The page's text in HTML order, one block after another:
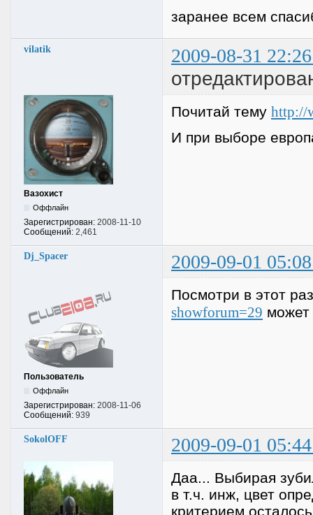
заранее всем
vilatik 2009-08-31
Вазохист
Оффлайн
Зарегистрирован: 2008-11-10
Сообщений: 2,461
Почитай тему http://
И при выборе
Dj_Spacer 2009-09-01
Пользователь
Оффлайн
Зарегистрирован: 2008-11-06
Сообщений: 939
Посмотри в этот
showforum=29 может
SokolOFF 2009-09-01
Даа... Выбирая
в т.ч. инж, цвет
критерием